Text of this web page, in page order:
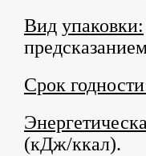
Вид упаковки:
Срок
(кДж/ккал).